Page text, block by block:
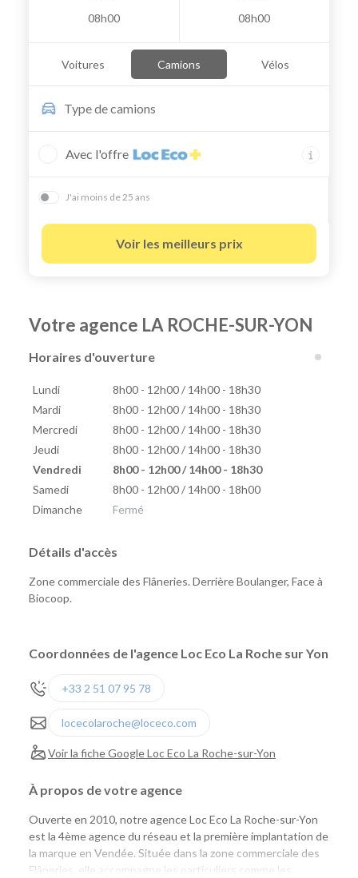
08h00
08h00
Voitures Camions Vélos
Type decamions
Avec l'offre
J'ai moins de 25 ans
Voir les meilleurs prix
Votre agence LA ROCHE-SUR-YON
Horaires d'ouverture
Lundi
8h00 - 12h00 / 14h00 - 18h30
Mardi
8h00 - 12h00 / 14h00 - 18h30
Mercredi
8h00 - 12h00 / 14h00 - 18h30
Jeudi
8h00 - 12h00 / 14h00 - 18h30
Vendredi
8h00 - 12h00 / 14h00 - 18h30
Samedi
8h00 - 12h00 / 14h00 - 18h00
Dimanche
Fermé
Détails d'accès
Zone commerciale des Flâneries. Derrière Boulanger, Face à
Biocoop.
Coordonnées de l'agence Loc Eco La Roche sur Yon
+33 2 51 07 95 78
locecolaroche@loceco.com
Voir la fiche Google Loc Eco La Roche-sur-Yon
À propos de votre agence
Ouverte en 2010, notre agence Loc Eco La Roche-sur-Yon
est la 4ème agence du réseau et la première implantation de
la marque en Vendée. Située dans la zone commerciale des
Flâneries, elle accompagne les particuliers comme les